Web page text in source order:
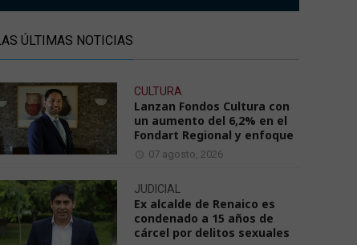
ÚLTIMAS NOTICIAS
CULTURA
Lanzan Fondos Cultura con
un aumento del 6,2% en el
Fondart Regional y enfoque
07 agosto, 2026
JUDICIAL
Ex alcalde de Renaico es
condenado a 15 años de
cárcel por delitos sexuales